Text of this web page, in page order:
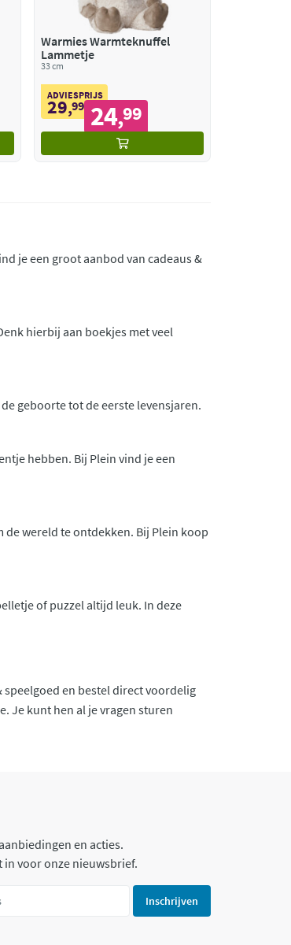
Warmies Warmteknuffel
Lammetje
33 cm
ADVIESPRIJS
29,99 24,99
je een groot aanbod van cadeaus &
hierbij aan boekjes met veel
geboorte tot de eerste levensjaren.
hebben. Bij Plein vind je een
de wereld te ontdekken. Bij Plein koop
of puzzel altijd leuk. In deze
speelgoed en bestel direct voordelig
Je kunt hen al je vragen sturen
en acties.
in voor onze nieuwsbrief.
Inschrijven